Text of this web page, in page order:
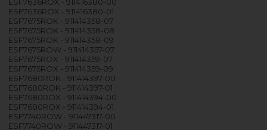
ESF7636ROX - 911416380-01
ESF7675ROK - 911414358-07
ESF7675ROK - 911414358-08
ESF7675ROK - 911414358-09
ESF7675ROW - 911414357-07
ESF7675ROX - 911414359-07
ESF7675ROX - 911414359-09
ESF7680ROK - 911414397-00
ESF7680ROK - 911414397-01
ESF7680ROX - 911414394-00
ESF7680ROX - 911414394-01
ESF7740ROW - 911447317-00
ESF7740ROW - 911447317-01